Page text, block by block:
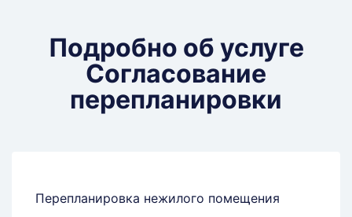
Подробно об услуге
Согласование
перепланировки
Перепланировка нежилого помещения